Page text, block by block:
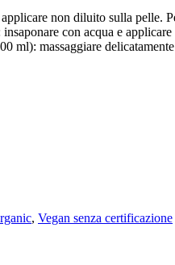
non diluito sulla pelle.
con acqua e
ml): massaggiare
, Vegan senza certificazione